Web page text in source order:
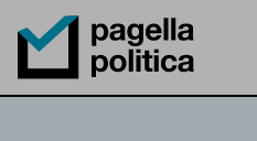
Pagella Politica Logo